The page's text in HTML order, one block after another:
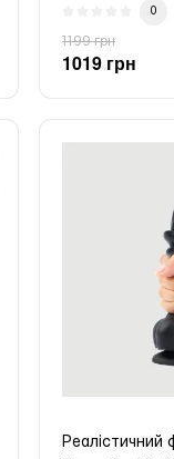
0
1199 грн
1019 грн
Реалістичний